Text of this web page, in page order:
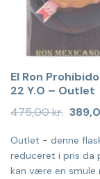
El Ron
22 Y.O – Outlet
475,00kr. Den
pris
var:
Outlet - denne
reduceret i pris da
kan være en smule